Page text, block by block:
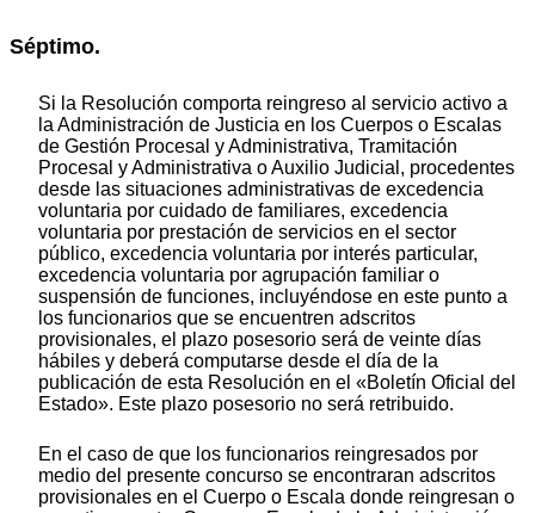
Séptimo.
Si la Resolución comporta reingreso al servicio activo a
la Administración de Justicia en los Cuerpos o Escalas
de Gestión Procesal y Administrativa, Tramitación
Procesal y Administrativa o Auxilio Judicial, procedentes
desde las situaciones administrativas de excedencia
voluntaria por cuidado de familiares, excedencia
voluntaria por prestación de servicios en el sector
público, excedencia voluntaria por interés particular,
excedencia voluntaria por agrupación familiar o
suspensión de funciones, incluyéndose en este punto a
los funcionarios que se encuentren adscritos
provisionales, el plazo posesorio será de veinte días
hábiles y deberá computarse desde el día de la
publicación de esta Resolución en el «Boletín Oficial del
Estado». Este plazo posesorio no será retribuido.
En el caso de que los funcionarios reingresados por
medio del presente concurso se encontraran adscritos
provisionales en el Cuerpo o Escala donde reingresan o